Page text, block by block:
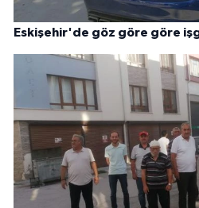
Eskişehir'de göz göre göre